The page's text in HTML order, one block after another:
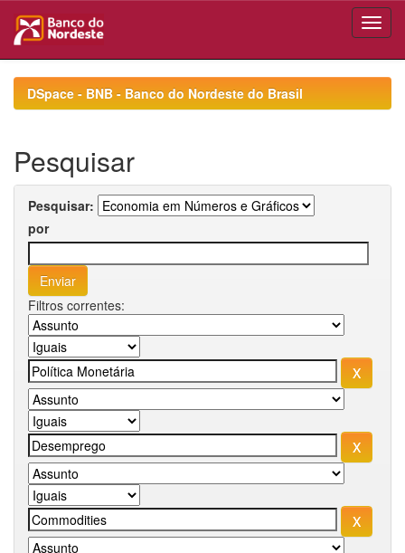
navigationDSpace - BNB - Banco do Nordeste do Brasil
Pesquisar
Pesquisar:
por
Filtros correntes: